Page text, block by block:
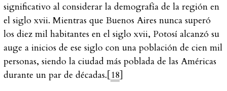
significativo al considerar la demografía de la región en
el siglo xvii. Mientras que Buenos Aires nunca superó
los diez mil habitantes en el siglo xvii, Potosí alcanzó su
auge a inicios de ese siglo con una población de cien mil
personas, siendo la ciudad más poblada de las Américas
durante un par de décadas.[18]